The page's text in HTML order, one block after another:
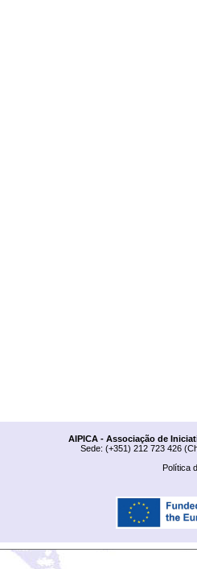
AIPICA - Associação de
Sede: (+351) 212 723 426
Política